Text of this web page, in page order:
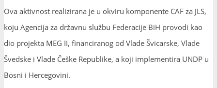
Ova aktivnost realizirana je u okviru komponente CAF za JLS,
koju Agencija za državnu službu Federacije BiH provodi kao
dio projekta MEG II, financiranog od Vlade Švicarske, Vlade
Švedske i Vlade Češke Republike, a koji implementira UNDP u
Bosni i Hercegovini.